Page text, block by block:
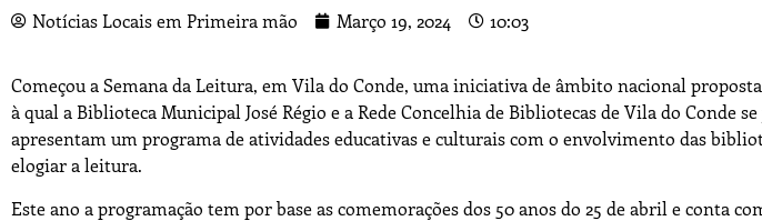
Notícias Locais em Primeira mão Março 19, 2024 10:03
Começou a Semana da Leitura, em Vila do Conde, uma iniciativa de âmbito nacional
à qual a Biblioteca Municipal José Régio e a Rede Concelhia de Bibliotecas de Vila do Conde
apresentam um programa de atividades educativas e culturais com o envolvimento das
elogiar a leitura.
Este ano a programação tem por base as comemorações dos 50 anos do 25 de abril e conta